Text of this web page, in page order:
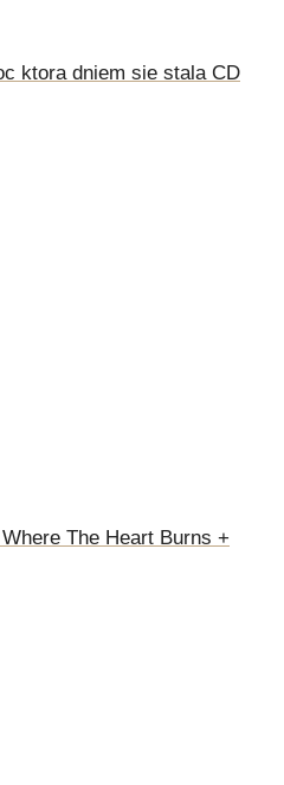
ktora dniem sie stala CD
The Heart Burns +